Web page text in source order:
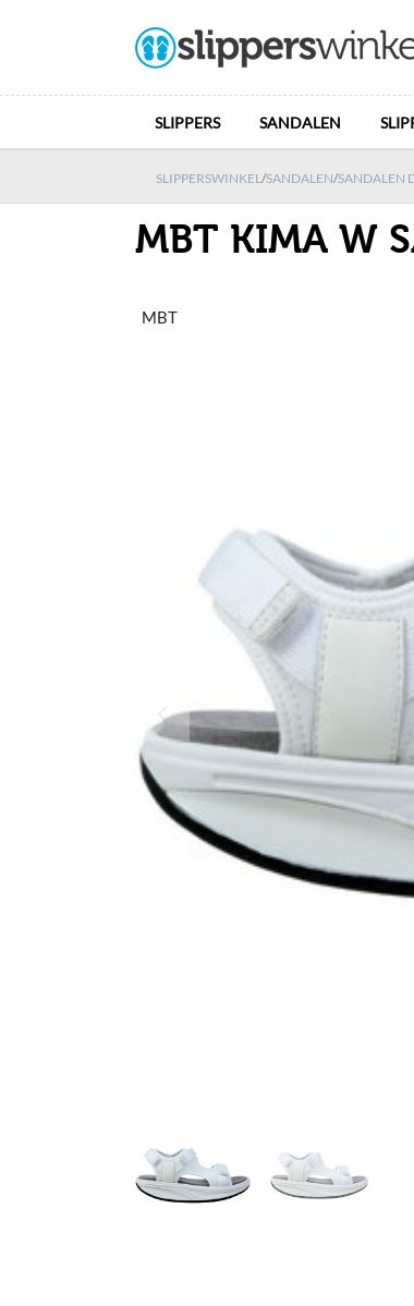
SLIPPERS SANDALEN
SLIPPERSWINKEL/SANDALEN/SANDALEN
MBT KIMA W
MBT